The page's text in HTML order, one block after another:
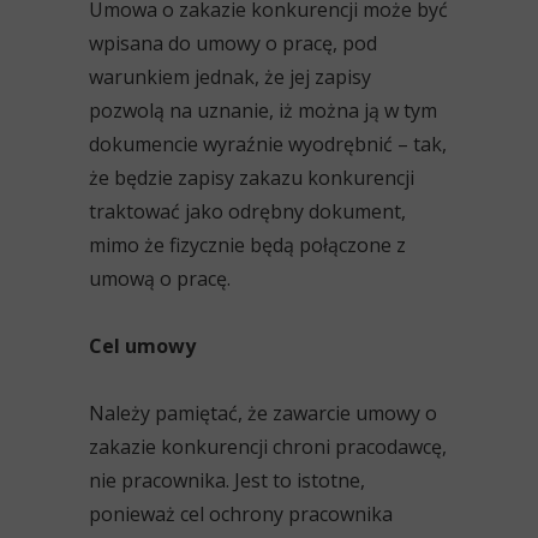
Umowa o zakazie konkurencji może być
wpisana do umowy o pracę, pod
warunkiem jednak, że jej zapisy
pozwolą na uznanie, iż można ją w tym
dokumencie wyraźnie wyodrębnić – tak,
że będzie zapisy zakazu konkurencji
traktować jako odrębny dokument,
mimo że fizycznie będą połączone z
umową o pracę.
Cel umowy
Należy pamiętać, że zawarcie umowy o
zakazie konkurencji chroni pracodawcę,
nie pracownika. Jest to istotne,
ponieważ cel ochrony pracownika